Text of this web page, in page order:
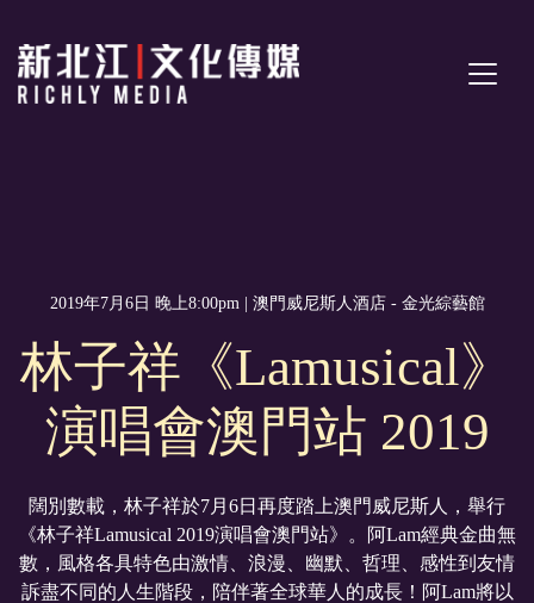
2019年7月6日 晚上8:00pm | 澳門威尼斯人酒店 - 金光綜藝館
林子祥《Lamusical》
演唱會澳門站 2019
闊別數載，林子祥於7月6日再度踏上澳門威尼斯人，舉行
《林子祥Lamusical 2019演唱會澳門站》。阿Lam經典金曲無
數，風格各具特色由激情、浪漫、幽默、哲理、感性到友情
訴盡不同的人生階段，陪伴著全球華人的成長！阿Lam將以